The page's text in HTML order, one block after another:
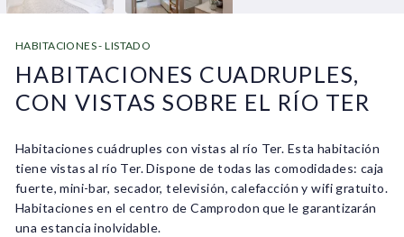
HABITACIONES - LISTADO
HABITACIONES CUADRUPLES,
CON VISTAS SOBRE EL RÍO TER
Habitaciones cuádruples con vistas al río Ter. Esta habitación
tiene vistas al río Ter. Dispone de todas las comodidades: caja
fuerte, mini-bar, secador, televisión, calefacción y wifi gratuito.
Habitaciones en el centro de Camprodon que le garantizarán
una estancia inolvidable.